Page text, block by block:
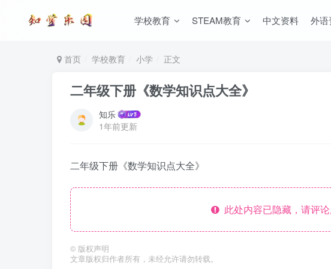
学校教育 STEAM教育 中文资料 外语
首页 学校教育 小学 正文
二年级下册《数学知识点大全》
知乐
1年前更新
二年级下册《数学知识点大全》
此处内容已隐藏，请评
© 版权声明
文章版权归作者所有，未经允许请勿转载。